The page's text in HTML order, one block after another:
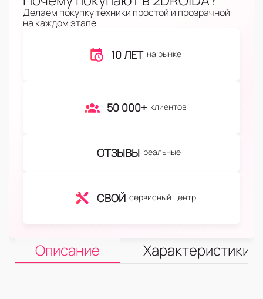
Делаем покупку техники простой и прозрачной
на каждом этапе
10 ЛЕТ на рынке
50 000+ клиентов
ОТЗЫВЫ реальные
СВОЙ сервисный центр
Описание Характеристики